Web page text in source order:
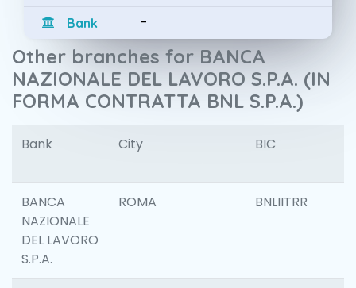
Bank -
Other branches for BANCA
NAZIONALE DEL LAVORO S.P.A. (IN
FORMA CONTRATTA BNL S.P.A.)
Bank City BIC
BANCA
NAZIONALE
DEL LAVORO
S.P.A.
ROMA BNLIITRR